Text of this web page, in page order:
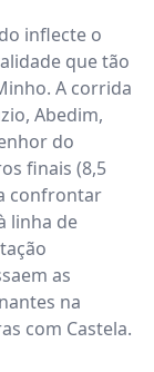
inflecte o
que tão
A corrida
Abedim,
do
finais (8,5
confrontar
linha de
as
na
com Castela.